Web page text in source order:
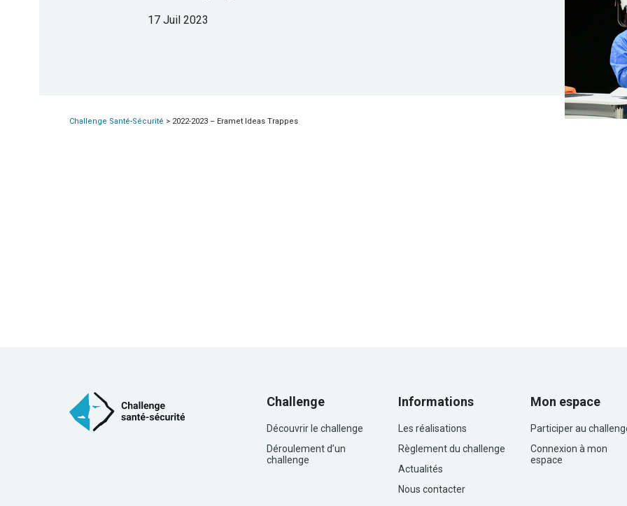
17 Juil 2023
Challenge Santé-Sécurité > 2022-2023 – Eramet Ideas Trappes
Challenge
Découvrir le challenge
Déroulement d’un
challenge
Informations
Les réalisations
Règlement du challenge
Actualités
Nous contacter
Mon espace
Participer au
Connexion à mon
espace